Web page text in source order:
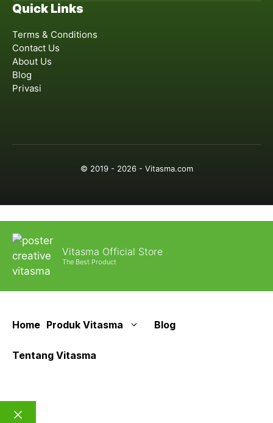
Quick Links
Terms & Conditions
Contact Us
About Us
Blog
Privasi
© 2019 - 2026 - Vitasma.com
Vitasma Official Store
The Best Product
Home Produk Vitasma Blog
Tentang Vitasma